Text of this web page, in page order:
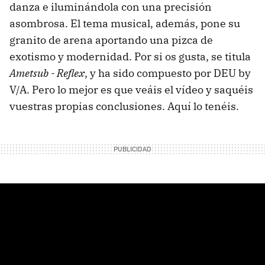
danza e iluminándola con una precisión
asombrosa. El tema musical, además, pone su
granito de arena aportando una pizca de
exotismo y modernidad. Por si os gusta, se titula
Ametsub - Reflex, y ha sido compuesto por DEU by
V/A. Pero lo mejor es que veáis el vídeo y saquéis
vuestras propias conclusiones. Aquí lo tenéis.